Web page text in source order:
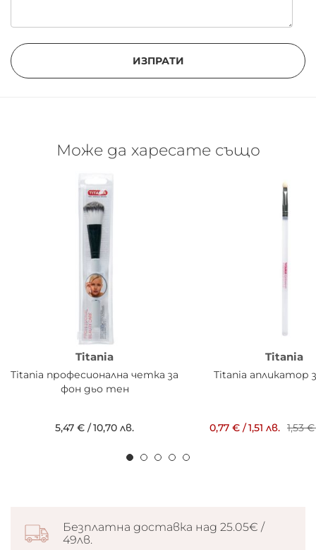
ИЗПРАТИ
Може да харесате също
Titania
Titania професионална четка за
фон дьо тен
5,47 € /10,70 лв.
Titania
Titania апликатор
0,77 € /1,51 лв. 1,53 €
Безплатна доставка над 25.05€ /
49лв.